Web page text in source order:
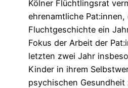
Kölner Flüchtlingsrat
ehrenamtliche
Fluchtgeschichte ein
Fokus der Arbeit der
letzten zwei Jahr
Kinder in ihrem
psychischen Gesundheit